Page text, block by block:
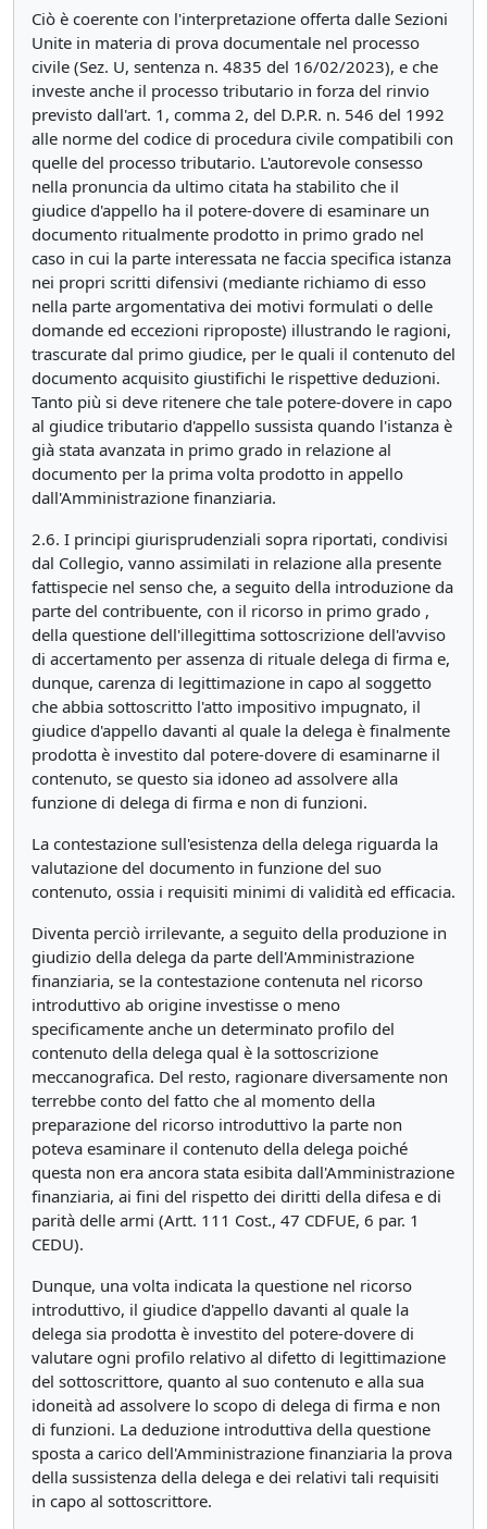
Ciò è coerente con l'interpretazione offerta dalle Sezioni
Unite in materia di prova documentale nel processo
civile (Sez. U, sentenza n. 4835 del 16/02/2023), e che
investe anche il processo tributario in forza del rinvio
previsto dall'art. 1, comma 2, del D.P.R. n. 546 del 1992
alle norme del codice di procedura civile compatibili con
quelle del processo tributario. L'autorevole consesso
nella pronuncia da ultimo citata ha stabilito che il
giudice d'appello ha il potere-dovere di esaminare un
documento ritualmente prodotto in primo grado nel
caso in cui la parte interessata ne faccia specifica istanza
nei propri scritti difensivi (mediante richiamo di esso
nella parte argomentativa dei motivi formulati o delle
domande ed eccezioni riproposte) illustrando le ragioni,
trascurate dal primo giudice, per le quali il contenuto del
documento acquisito giustifichi le rispettive deduzioni.
Tanto più si deve ritenere che tale potere-dovere in capo
al giudice tributario d'appello sussista quando l'istanza è
già stata avanzata in primo grado in relazione al
documento per la prima volta prodotto in appello
dall'Amministrazione finanziaria.
2.6. I principi giurisprudenziali sopra riportati, condivisi
dal Collegio, vanno assimilati in relazione alla presente
fattispecie nel senso che, a seguito della introduzione da
parte del contribuente, con il ricorso in primo grado ,
della questione dell'illegittima sottoscrizione dell'avviso
di accertamento per assenza di rituale delega di firma e,
dunque, carenza di legittimazione in capo al soggetto
che abbia sottoscritto l'atto impositivo impugnato, il
giudice d'appello davanti al quale la delega è finalmente
prodotta è investito dal potere-dovere di esaminarne il
contenuto, se questo sia idoneo ad assolvere alla
funzione di delega di firma e non di funzioni.
La contestazione sull'esistenza della delega riguarda la
valutazione del documento in funzione del suo
contenuto, ossia i requisiti minimi di validità ed efficacia.
Diventa perciò irrilevante, a seguito della produzione in
giudizio della delega da parte dell'Amministrazione
finanziaria, se la contestazione contenuta nel ricorso
introduttivo ab origine investisse o meno
specificamente anche un determinato profilo del
contenuto della delega qual è la sottoscrizione
meccanografica. Del resto, ragionare diversamente non
terrebbe conto del fatto che al momento della
preparazione del ricorso introduttivo la parte non
poteva esaminare il contenuto della delega poiché
questa non era ancora stata esibita dall'Amministrazione
finanziaria, ai fini del rispetto dei diritti della difesa e di
parità delle armi (Artt. 111 Cost., 47 CDFUE, 6 par. 1
CEDU).
Dunque, una volta indicata la questione nel ricorso
introduttivo, il giudice d'appello davanti al quale la
delega sia prodotta è investito del potere-dovere di
valutare ogni profilo relativo al difetto di legittimazione
del sottoscrittore, quanto al suo contenuto e alla sua
idoneità ad assolvere lo scopo di delega di firma e non
di funzioni. La deduzione introduttiva della questione
sposta a carico dell'Amministrazione finanziaria la prova
della sussistenza della delega e dei relativi tali requisiti
in capo al sottoscrittore.